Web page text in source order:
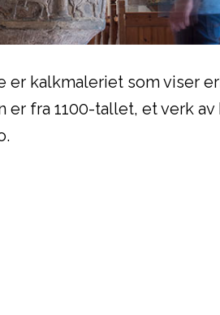
kalkmaleriet som viser
fra 1100-tallet, et verk av